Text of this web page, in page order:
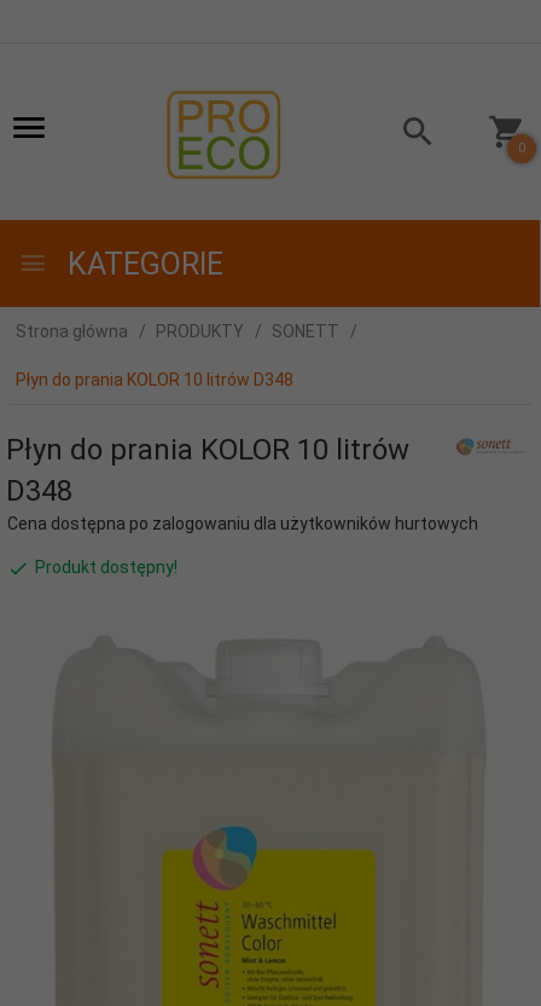
0
KATEGORIE
Strona główna PRODUKTY SONETT
Płyn do prania KOLOR 10 litrów D348
Płyn do prania KOLOR 10 litrów
D348
Cena dostępna po zalogowaniu dla użytkowników hurtowych
Produkt dostępny!